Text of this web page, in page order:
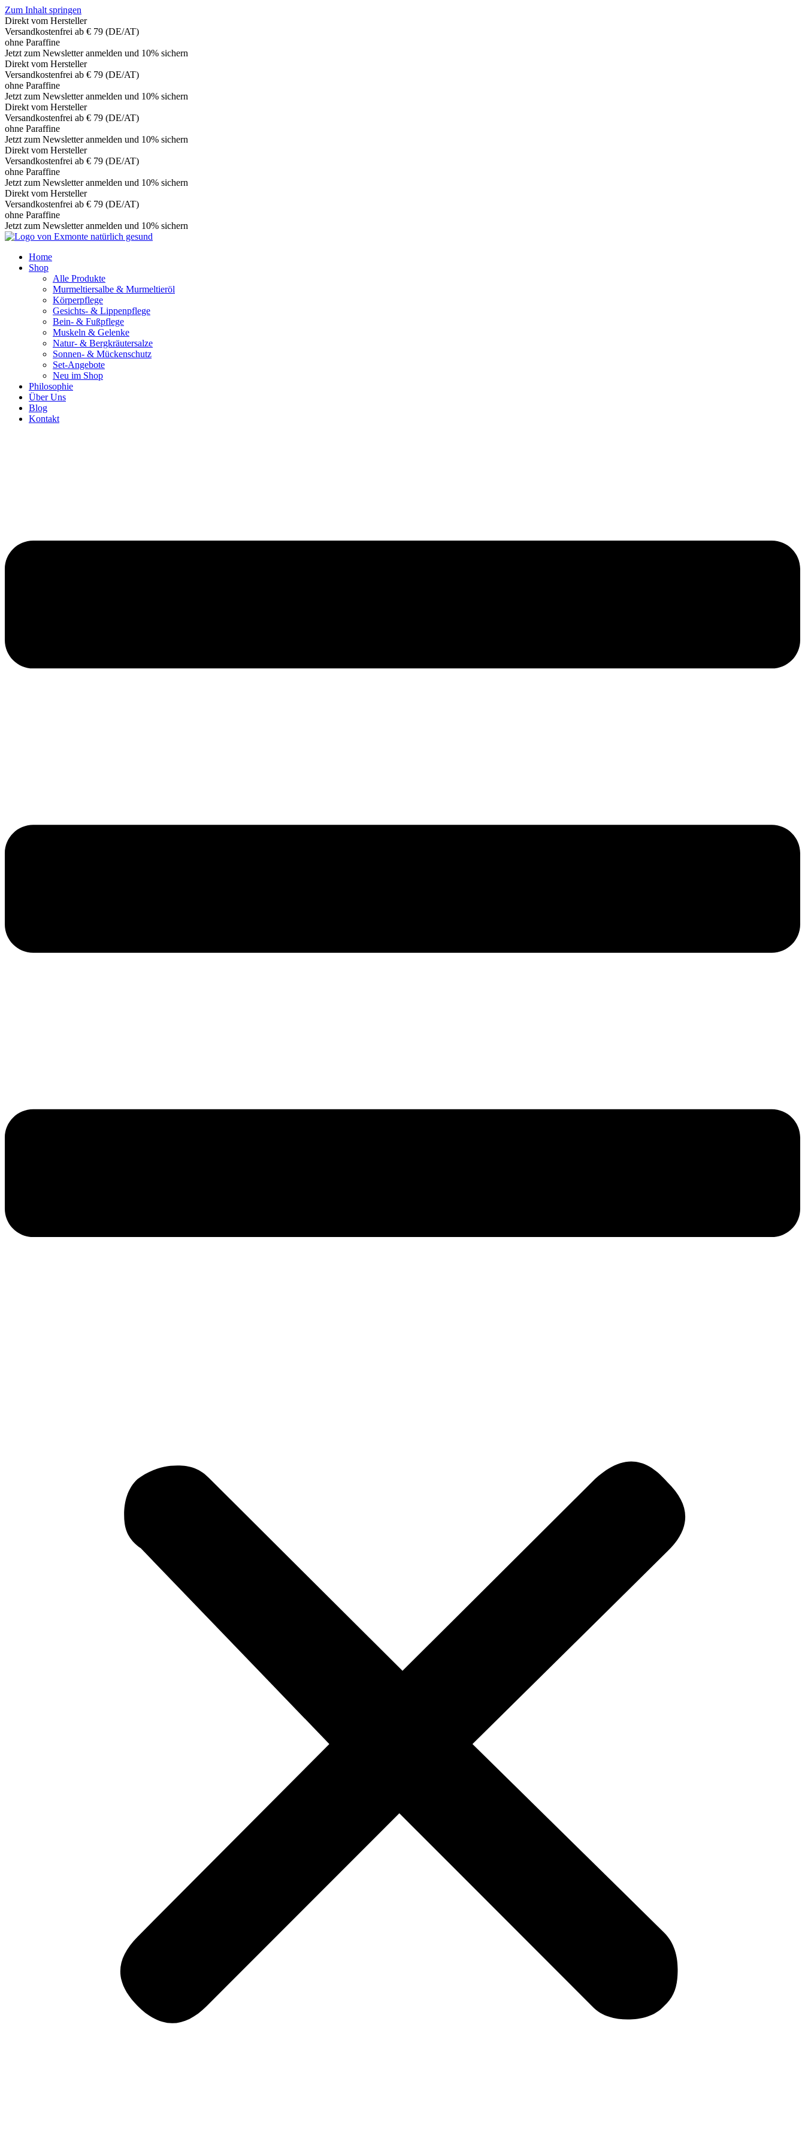
Zum Inhalt springen
Direkt vom Hersteller
Versandkostenfrei ab € 79 (DE/AT)
ohne Paraffine
Jetzt zum Newsletter anmelden und 10% sichern
Direkt vom Hersteller
Versandkostenfrei ab € 79 (DE/AT)
ohne Paraffine
Jetzt zum Newsletter anmelden und 10% sichern
Direkt vom Hersteller
Versandkostenfrei ab € 79 (DE/AT)
ohne Paraffine
Jetzt zum Newsletter anmelden und 10% sichern
Direkt vom Hersteller
Versandkostenfrei ab € 79 (DE/AT)
ohne Paraffine
Jetzt zum Newsletter anmelden und 10% sichern
Direkt vom Hersteller
Versandkostenfrei ab € 79 (DE/AT)
ohne Paraffine
Jetzt zum Newsletter anmelden und 10% sichern
Home
Shop
Alle Produkte
Murmeltiersalbe & Murmeltieröl
Körperpflege
Gesichts- & Lippenpflege
Bein- & Fußpflege
Muskeln & Gelenke
Natur- & Bergkräutersalze
Sonnen- & Mückenschutz
Set-Angebote
Neu im Shop
Philosophie
Über Uns
Blog
Kontakt